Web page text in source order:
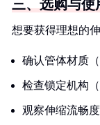
三、选购与使
想要获得理想的
确认管体材质
检查锁定机构
观察伸缩流畅